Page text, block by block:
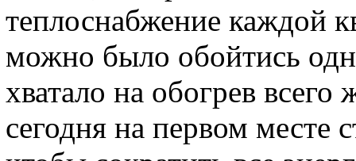
теплоснабжение каждой
можно было обойтись
хватало на обогрев
сегодня на первом месте